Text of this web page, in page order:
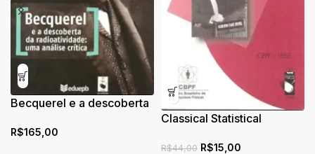
Becquerel e a descoberta
análise crítica
R$165,00
Classical Statistical
R$44,00 R$15,00